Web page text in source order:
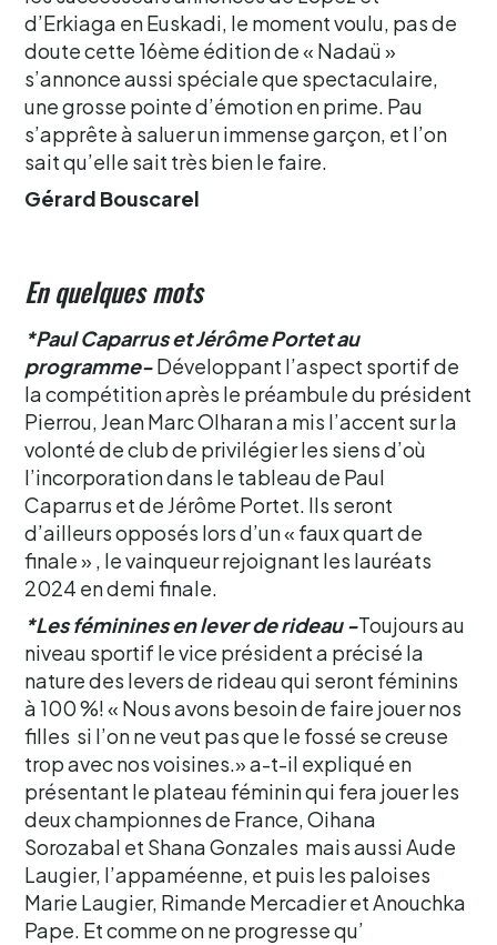
d’Erkiaga en Euskadi, le moment voulu, pas de
doute cette 16ème édition de « Nadaü »
s’annonce aussi spéciale que spectaculaire,
une grosse pointe d’émotion en prime. Pau
s’apprête à saluer un immense garçon, et l’on
sait qu’elle sait très bien le faire.
Gérard Bouscarel
En quelques mots
*Paul Caparrus et Jérôme Portet au
programme-Développant l’aspect sportif de
la compétition après le préambule du président
Pierrou, Jean Marc Olharan a mis l’accent sur la
volonté de club de privilégier les siens d’où
l’incorporation dans le tableau de Paul
Caparrus et de Jérôme Portet. Ils seront
d’ailleurs opposés lors d’un « faux quart de
finale » , le vainqueur rejoignant les lauréats
2024 en demi finale.
*Les féminines en lever de rideau -Toujours au
niveau sportif le vice président a précisé la
nature des levers de rideau qui seront féminins
à 100 %! « Nous avons besoin de faire jouer nos
filles si l’on ne veut pas que le fossé se creuse
trop avec nos voisines.» a-t-il expliqué en
présentant le plateau féminin qui fera jouer les
deux championnes de France, Oihana
Sorozabal et Shana Gonzales mais aussi Aude
Laugier, l’appaméenne, et puis les paloises
Marie Laugier, Rimande Mercadier et Anouchka
Pape. Et comme on ne progresse qu’